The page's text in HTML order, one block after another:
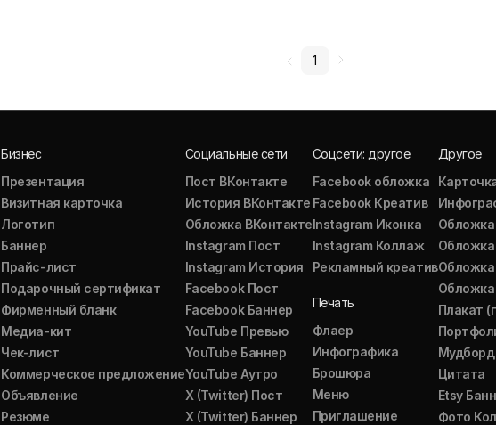
1
Бизнес
Презентация
Визитная карточка
Логотип
Баннер
Прайс-лист
Подарочный сертификат
Фирменный бланк
Медиа-кит
Чек-лист
Коммерческое предложение
Объявление
Резюме
Социальные сети
Пост ВКонтакте
История ВКонтакте
Обложка ВКонтакте
Instagram Пост
Instagram История
Facebook Пост
Facebook Баннер
YouTube Превью
YouTube Баннер
YouTube Аутро
X (Twitter) Пост
X (Twitter) Баннер
Соцсети: другое
Facebook обложка
Facebook Креатив
Instagram Иконка
Instagram Коллаж
Рекламный креатив
Печать
Флаер
Инфографика
Брошюра
Меню
Приглашение
Другое
Обложка
Плакат
Мудборд
Цитата
Etsy
Фото